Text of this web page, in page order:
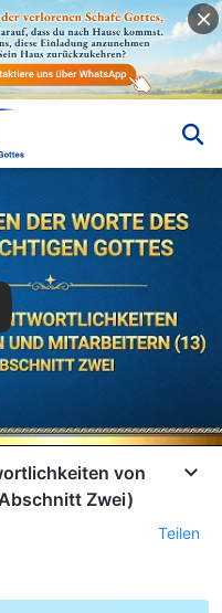
von
Zwei)
Teilen